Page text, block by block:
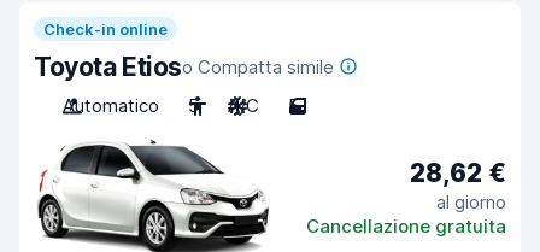
Check-in online
Toyota Etioso Compatta simile
Automatico
5 A/C 5
28,62 €
al giorno
Cancellazione gratuita